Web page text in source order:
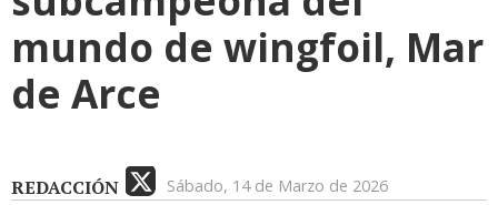
mundo de wingfoil, Mar
de Arce
REDACCIÓN Sábado, 14 de Marzo de 2026